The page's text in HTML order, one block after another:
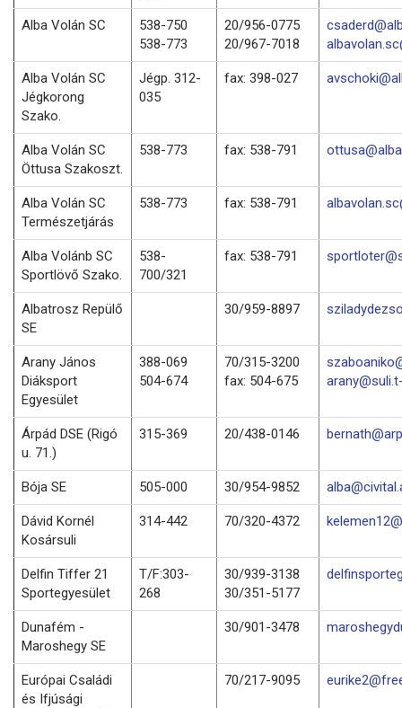
Alba Volán SC
538-750
538-773
20/956-0775
20/967-7018
Alba Volán SC
Jégkorong
Szako.
Jégp. 312-
035
fax: 398-027
Alba Volán SC
Öttusa Szakoszt.
538-773 fax: 538-791
Alba Volán SC
Természetjárás
538-773 fax: 538-791
Alba Volánb SC
Sportlövő Szako.
538-
700/321
fax: 538-791
Albatrosz Repülő
SE
30/959-8897
Arany János
Diáksport
Egyesület
388-069
504-674
70/315-3200
fax: 504-675
Árpád DSE (Rigó
u. 71.)
315-369 20/438-0146
Bója SE 505-000 30/954-9852
Dávid Kornél
Kosársuli
314-442 70/320-4372
Delfin Tiffer 21
Sportegyesület
T/F:303-
268
30/939-3138
30/351-5177
Dunafém -
Maroshegy SE
30/901-3478
Európai Családi
és Ifjúsági
70/217-9095